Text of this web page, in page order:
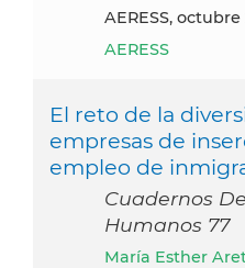
AERESS,
AERESS
El reto de la
empresas de
empleo de
Cuadernos
Humanos 77
María Esther